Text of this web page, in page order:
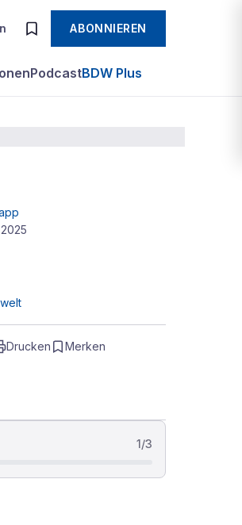
ABONNIEREN
PodcastBDW Plus
Drucken Merken
1/3